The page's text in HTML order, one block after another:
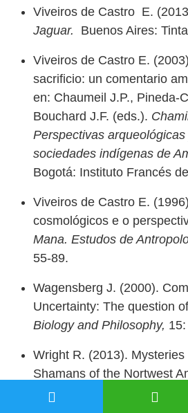
Viveiros de Castro E.
Jaguar. Buenos Aires:
Viveiros de Castro E.
sacrificio: un comentario
en: Chaumeil J.P., Pineda-
Bouchard J.F. (eds.).
Perspectivas
sociedades indígenas de
Bogotá: Instituto Francés
Viveiros de Castro E.
cosmológicos e o
Mana. Estudos de
55-89.
Wagensberg J. (2000).
Uncertainty: The question
Biology and Philosophy,
Wright R. (2013).
Shamans of the Nortwest
London: University of